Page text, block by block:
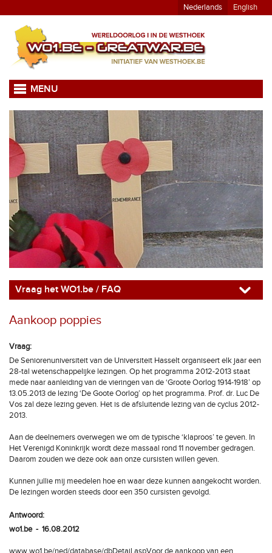
Nederlands English
MENU
Vraag het WO1.be / FAQ
Aankoop poppies
Vraag:
De Seniorenuniversiteit van de Universiteit Hasselt organiseert elk jaar een
28-tal wetenschappelijke lezingen. Op het programma 2012-2013 staat
mede naar aanleiding van de vieringen van de ‘Groote Oorlog 1914-1918’ op
13.05.2013 de lezing ‘De Goote Oorlog’ op het programma. Prof. dr. Luc De
Vos zal deze lezing geven. Het is de afsluitende lezing van de cyclus 2012-
2013.
Aan de deelnemers overwegen we om de typische ‘klaproos’ te geven. In
Het Verenigd Koninkrijk wordt deze massaal rond 11 november gedragen.
Daarom zouden we deze ook aan onze cursisten willen geven.
Kunnen jullie mij meedelen hoe en waar deze kunnen aangekocht worden.
De lezingen worden steeds door een 350 cursisten gevolgd.
Antwoord:
wo1.be - 16.08.2012